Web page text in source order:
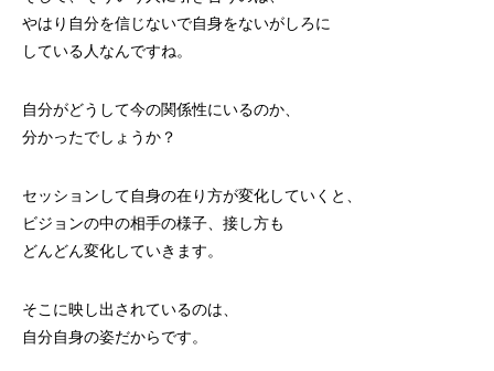
やはり自分を信じないで自身をないがしろに
している人なんですね。
自分がどうして今の関係性にいるのか、
分かったでしょうか？
セッションして自身の在り方が変化していくと、
ビジョンの中の相手の様子、接し方も
どんどん変化していきます。
そこに映し出されているのは、
自分自身の姿だからです。